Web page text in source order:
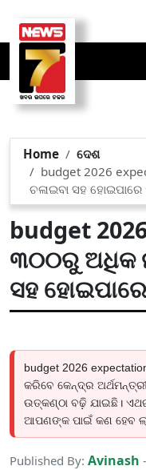
Home
ଦେଶ
budget 2026
ଚଳାଇବା ସହ
budget
୩୦୦ରୁ ଅଧିକ
ସହ
budget 2026
କରିବେ କେନ୍ଦ୍ର
ଉତ୍କଣ୍ଠା ବଢ଼ି ଯାଇଛି।
ଆପଣଙ୍କ ପାଇଁ କଣ ହେବ
Published By: Avinash